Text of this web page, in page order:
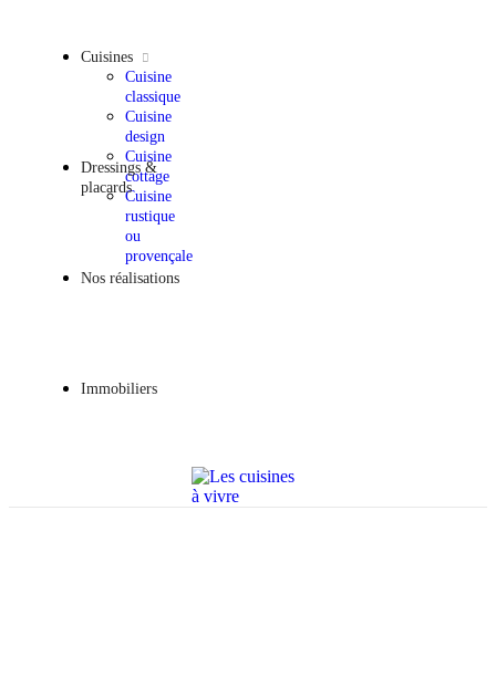
Cuisines
Cuisine
classique
Cuisine
design
Cuisine
cottage
Cuisine
rustique
ou
provençale
Dressings &
placards
Nos réalisations
Immobiliers